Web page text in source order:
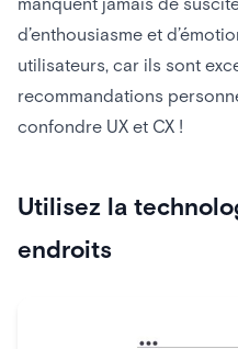
d’enthousiasme et
utilisateurs, car ils sont
recommandations
confondre UX et CX !
Utilisez la
endroits